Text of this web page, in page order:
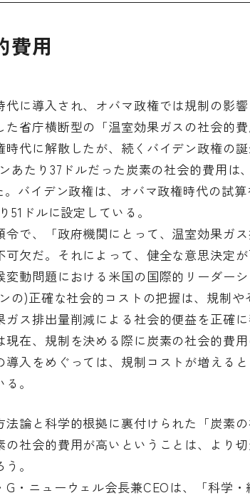
費用
に導入され、オバマ政権では規制の影
省庁横断型の「温室効果ガスの社会的
代に解散したが、続くバイデン政権の誕
あたり37ドルだった炭素の社会的費用は
バイデン政権は、オバマ政権時代の試算
ドルに設定している。
で、「政府機関にとって、温室効果ガス
欠だ。それによって、健全な意思決定
動問題における米国の国際的リーダー
の)正確な社会的コストの把握は、規制や
ス排出量削減による社会的便益を正確
在、規制を決める際に炭素の社会的費
入をめぐっては、規制コストが増える
。
論と科学的根拠に裏付けられた「炭素
社会的費用が高いということは、より
。
・ニューウェル会長兼CEOは、「科学・